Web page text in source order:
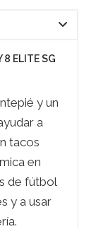
8 ELITE SG
y un
a
tacos
en
de fútbol
y a usar